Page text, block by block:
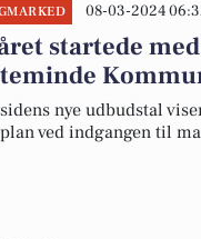
08-03-2024
startede
nye udbudstal
ved indgangen til